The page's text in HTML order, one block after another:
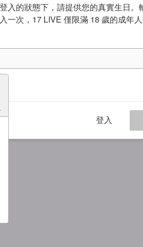
入的狀態下，請提供您的真實生日。
一次，17 LIVE 僅限滿 18 歲的成年人
登入